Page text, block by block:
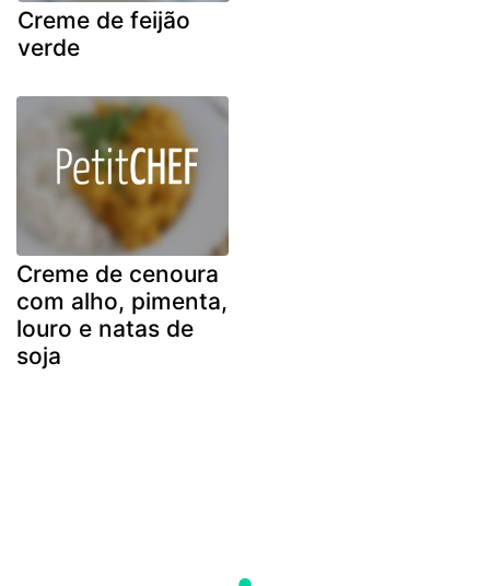
Creme de feijão
verde
Creme de cenoura
com alho, pimenta,
louro e natas de
soja